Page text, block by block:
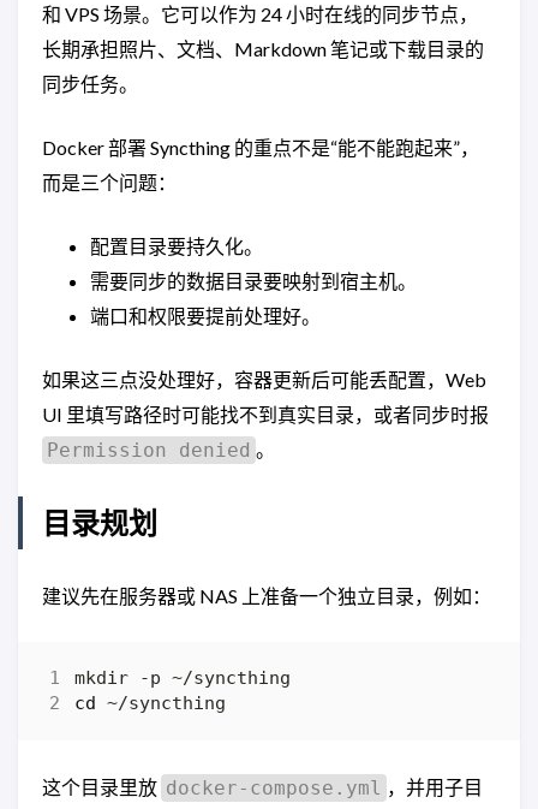
和 VPS 场景。它可以作为 24 小时在线的同步节点，
长期承担照片、文档、Markdown 笔记或下载目录的
同步任务。
Docker 部署 Syncthing 的重点不是“能不能跑起来”，
而是三个问题：
配置目录要持久化。
需要同步的数据目录要映射到宿主机。
端口和权限要提前处理好。
如果这三点没处理好，容器更新后可能丢配置，Web
UI 里填写路径时可能找不到真实目录，或者同步时报
Permission denied 。
目录规划
建议先在服务器或 NAS 上准备一个独立目录，例如：
cd
这个目录里放 docker-compose.yml ，并用子目